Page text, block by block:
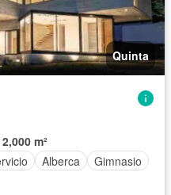
Quinta
2,000 m²
Alberca
Gimnasio